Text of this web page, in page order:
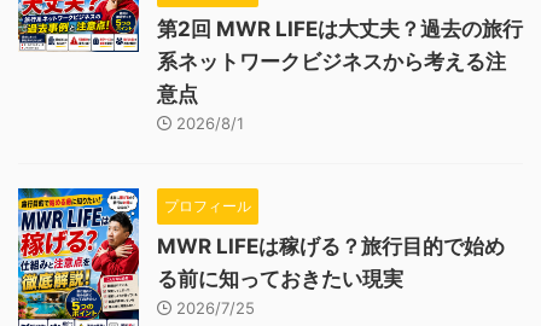
第2回 MWR LIFEは大丈夫？過去の旅行
系ネットワークビジネスから考える注
意点
2026/8/1
プロフィール
MWR LIFEは稼げる？旅行目的で始め
る前に知っておきたい現実
2026/7/25